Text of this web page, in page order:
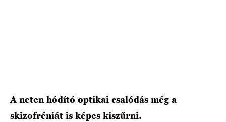
A neten hódító optikai csalódás még a
skizofréniát is képes kiszűrni.